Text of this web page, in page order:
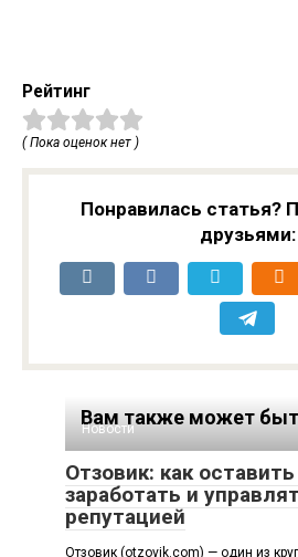
Рейтинг
( Пока оценок нет )
Понравилась статья?
друзьями:
Вам также может
Новости
Отзовик: как
заработать и
репутацией
Отзовик (otzovik.com) — один из